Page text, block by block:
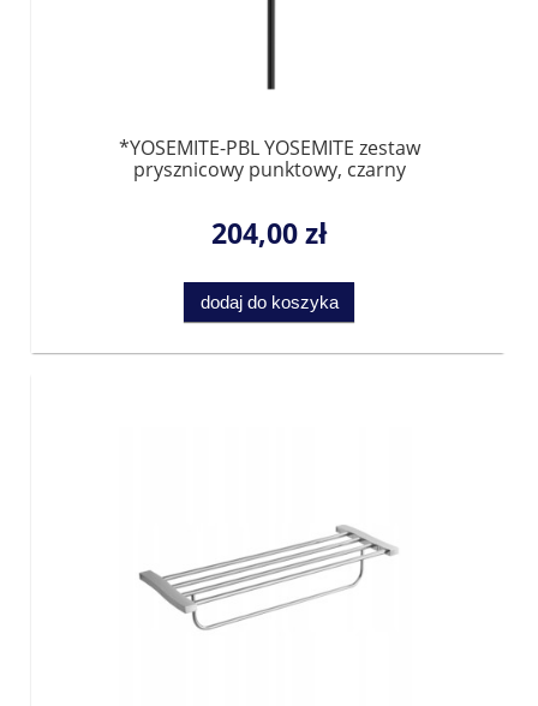
*YOSEMITE-PBL YOSEMITE zestaw
prysznicowy punktowy, czarny
204,00 zł
dodaj do koszyka